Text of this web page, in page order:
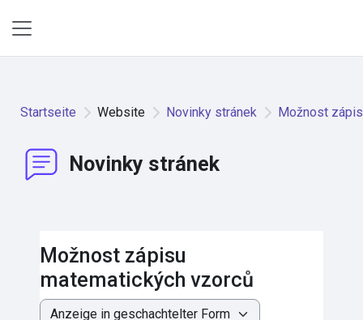
Startseite Website Novinky stránek Možnost
Novinky stránek
Možnost zápisu
matematických vzorců